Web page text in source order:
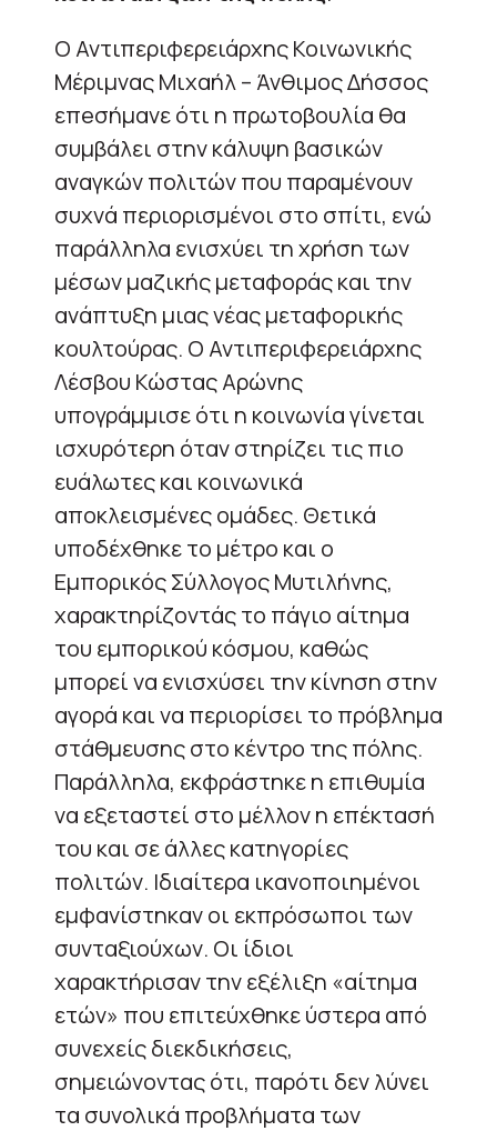
Ο Αντιπεριφερειάρχης Κοινωνικής
Μέριμνας Μιχαήλ – Άνθιμος Δήσσος
επeσήμανε ότι η πρωτοβουλία θα
συμβάλει στην κάλυψη βασικών
αναγκών πολιτών που παραμένουν
συχνά περιορισμένοι στο σπίτι, ενώ
παράλληλα ενισχύει τη χρήση των
μέσων μαζικής μεταφοράς και την
ανάπτυξη μιας νέας μεταφορικής
κουλτούρας. Ο Αντιπεριφερειάρχης
Λέσβου Κώστας Αρώνης
υπογράμμισε ότι η κοινωνία γίνεται
ισχυρότερη όταν στηρίζει τις πιο
ευάλωτες και κοινωνικά
αποκλεισμένες ομάδες. Θετικά
υποδέχθηκε το μέτρο και ο
Εμπορικός Σύλλογος Μυτιλήνης,
χαρακτηρίζοντάς το πάγιο αίτημα
του εμπορικού κόσμου, καθώς
μπορεί να ενισχύσει την κίνηση στην
αγορά και να περιορίσει το πρόβλημα
στάθμευσης στο κέντρο της πόλης.
Παράλληλα, εκφράστηκε η επιθυμία
να εξεταστεί στο μέλλον η επέκτασή
του και σε άλλες κατηγορίες
πολιτών. Ιδιαίτερα ικανοποιημένοι
εμφανίστηκαν οι εκπρόσωποι των
συνταξιούχων. Οι ίδιοι
χαρακτήρισαν την εξέλιξη «αίτημα
ετών» που επιτεύχθηκε ύστερα από
συνεχείς διεκδικήσεις,
σημειώνοντας ότι, παρότι δεν λύνει
τα συνολικά προβλήματα των